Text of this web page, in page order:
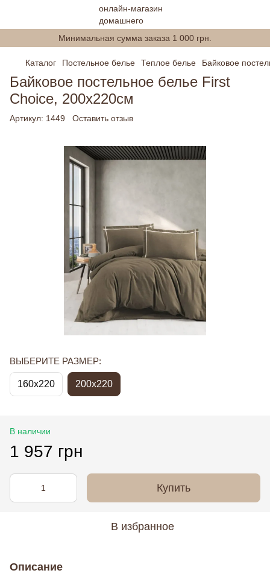
Минимальная сумма заказа 1 000 грн.
Каталог Постельное белье Теплое белье Байковое
Байковое постельное белье First
Choice, 200х220см
Артикул: 1449 Оставить отзыв
ВЫБЕРИТЕ РАЗМЕР:
160x220 200x220
В наличии
1 957 грн
Купить
В избранное
Описание